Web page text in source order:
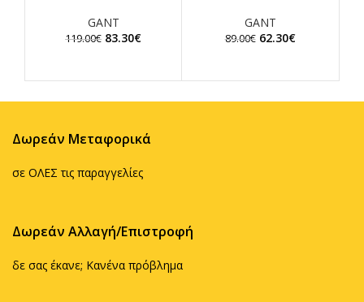
GANT
119.00€ 83.30€
GANT
89.00€ 62.30€
Δωρεάν Μεταφορικά
σε ΟΛΕΣ τις παραγγελίες
Δωρεάν Αλλαγή/Επιστροφή
δε σας έκανε; Κανένα πρόβλημα